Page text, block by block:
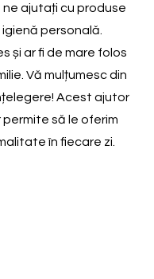
ajutați cu produse
personală.
și ar fi de mare folos
Vă mulțumesc din
Acest ajutor
să le oferim
în fiecare zi.